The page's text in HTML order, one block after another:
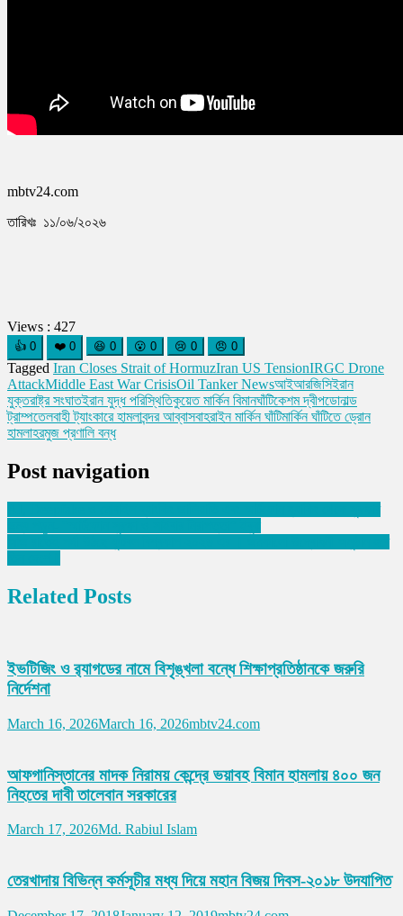
mbtv24.com
তারিখঃ ১১/০৬/২০২৬
Views : 427
👍 0 ❤️ 0 😆 0 😮 0 😢 0 😠 0
Tagged Iran Closes Strait of HormuzIran US TensionIRGC Drone
AttackMiddle East War CrisisOil Tanker Newsআইআরজিসিইরান
যুক্তরাষ্ট্র সংঘাতইরান যুদ্ধ পরিস্থিতিকুয়েত মার্কিন বিমানঘাঁটিকেশম দ্বীপডোনাল্ড
ট্রাম্পতেলবাহী ট্যাংকারে হামলাবন্দর আব্বাসবাহরাইন মার্কিন ঘাঁটিমার্কিন ঘাঁটিতে ড্রোন
হামলাহরমুজ প্রণালি বন্ধ
Post navigation
Related Posts
ইভটিজিং ও র‌্যাগডের নামে বিশৃঙ্খলা বন্ধে শিক্ষাপ্রতিষ্ঠানকে জরুরি
নির্দেশনা
March 16, 2026March 16, 2026mbtv24.com
আফগানিস্তানের মাদক নিরাময় কেন্দ্রে ভয়াবহ বিমান হামলায় ৪০০ জন
নিহতের দাবী তালেবান সরকারের
March 17, 2026Md. Rabiul Islam
তেরখাদায় বিভিন্ন কর্মসূচীর মধ্য দিয়ে মহান বিজয় দিবস-২০১৮ উদযাপিত